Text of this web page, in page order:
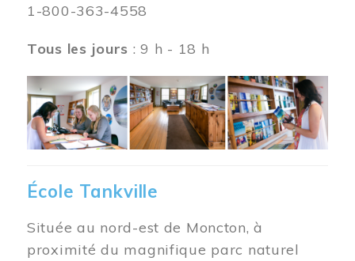
1-800-363-4558
Tous les jours : 9 h - 18 h
Image
École Tankville
Située au nord-est de Moncton, à
proximité du magnifique parc naturel